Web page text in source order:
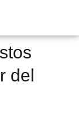
del